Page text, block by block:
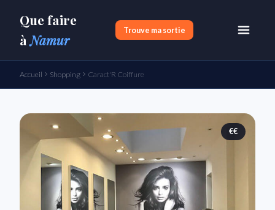
Que faire
àNamur
Trouve ma sortie
Accueil Shopping Caract'R Coiffure
€€